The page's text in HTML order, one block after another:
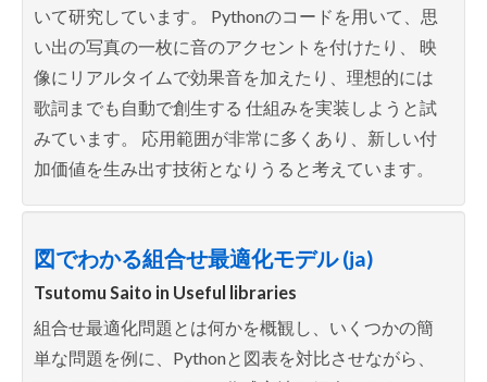
いて研究しています。 Pythonのコードを用いて、思
い出の写真の一枚に音のアクセントを付けたり、 映
像にリアルタイムで効果音を加えたり、理想的には
歌詞までも自動で創生する 仕組みを実装しようと試
みています。 応用範囲が非常に多くあり、新しい付
加価値を生み出す技術となりうると考えています。
図でわかる組合せ最適化モデル (ja)
Tsutomu Saito in Useful libraries
組合せ最適化問題とは何かを概観し、いくつかの簡
単な問題を例に、Pythonと図表を対比させながら、